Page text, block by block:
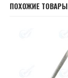
ПОХОЖИЕ ТОВАРЫ